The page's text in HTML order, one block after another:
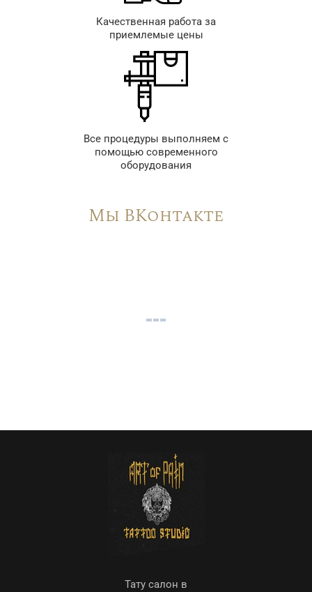
Качественная работа за
приемлемые цены
Все процедуры выполняем с
помощью современного
оборудования
Мы ВКонтакте
Тату салон в